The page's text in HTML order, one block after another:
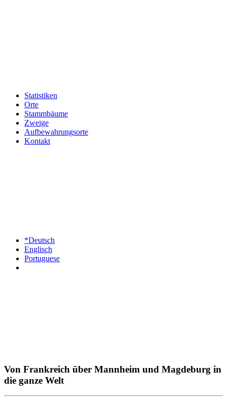
Statistiken
Orte
Stammbäume
Zweige
Aufbewahrungsorte
Kontakt
*Deutsch
Englisch
Portuguese
Von Frankreich über Mannheim und Magdeburg in
die ganze Welt